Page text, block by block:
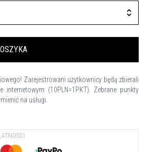
Zarejestrowani użytkownicy będą zbierali
(10PLN=1PKT). Zebrane punkty
na usługi.